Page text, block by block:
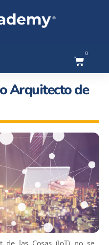
0
Arquitecto de
de las Cosas (IoT) no se